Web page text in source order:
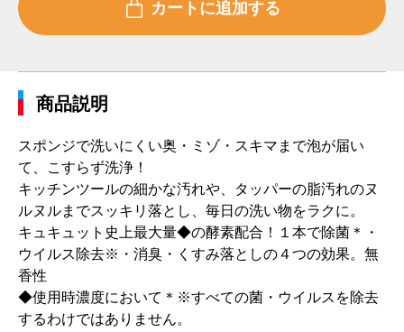
商品説明
スポンジで洗いにくい奥・ミゾ・スキマまで泡が届い
て、こすらず洗浄！
キッチンツールの細かな汚れや、タッパーの脂汚れのヌ
ルヌルまでスッキリ落とし、毎日の洗い物をラクに。
キュキュット史上最大量◆の酵素配合！１本で除菌＊・
ウイルス除去※・消臭・くすみ落としの４つの効果。無
香性
◆使用時濃度において＊※すべての菌・ウイルスを除去
するわけではありません。